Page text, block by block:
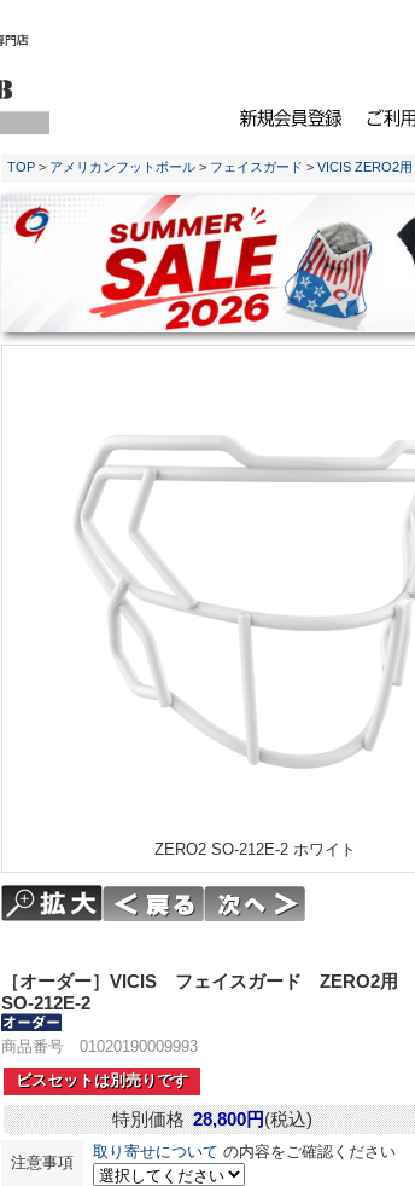
TOP > アメリカンフットボール > フェイスガード > VICIS ZERO2用
ZERO2 SO-212E-2 ホワイト
［オーダー］VICIS フェイスガード ZERO2用
SO-212E-2
商品番号 01020190009993
ビスセットは別売りです
特別価格 28,800円(税込)
注意事項
取り寄せについて の内容をご確認ください